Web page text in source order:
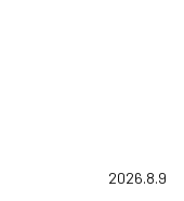
2026.8.9